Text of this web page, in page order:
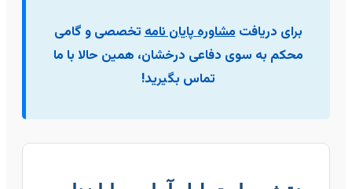
برای دریافتمشاوره پایان نامهتخصصی و گامی
محکم به سوی دفاعی درخشان، همین حالا با ما
تماس بگیرید!